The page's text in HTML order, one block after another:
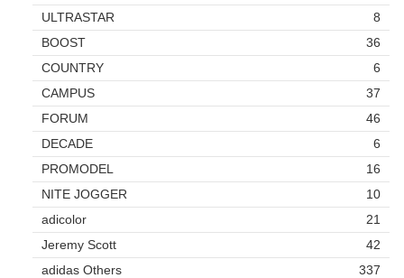
ULTRASTAR
8
BOOST
36
COUNTRY
6
CAMPUS
37
FORUM
46
DECADE
6
PROMODEL
16
NITE JOGGER
10
adicolor
21
Jeremy Scott
42
adidas Others
337